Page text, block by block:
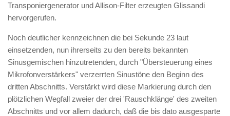
Transponiergenerator und Allison-Filter erzeugten Glissandi
hervorgerufen.
Noch deutlicher kennzeichnen die bei Sekunde 23 laut
einsetzenden, nun ihrerseits zu den bereits bekannten
Sinusgemischen hinzutretenden, durch "Übersteuerung eines
Mikrofonverstärkers" verzerrten Sinustöne den Beginn des
dritten Abschnitts. Verstärkt wird diese Markierung durch den
plötzlichen Wegfall zweier der drei 'Rauschklänge' des zweiten
Abschnitts und vor allem dadurch, daß die bis dato ausgesparte